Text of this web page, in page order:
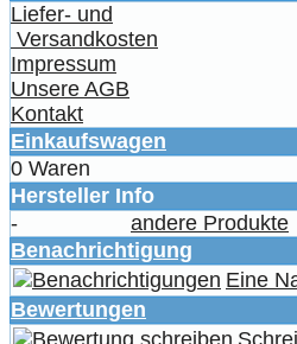
Liefer- und
Versandkosten
Impressum
Unsere AGB
Kontakt
Einkaufswagen
0 Waren
Hersteller Info
-
andere Produkte
Benachrichtigung
Eine
Bewertungen